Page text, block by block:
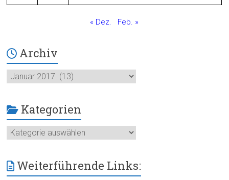
« Dez. Feb. »
Archiv
Archiv
Kategorien
Kategorien
Weiterführende Links: